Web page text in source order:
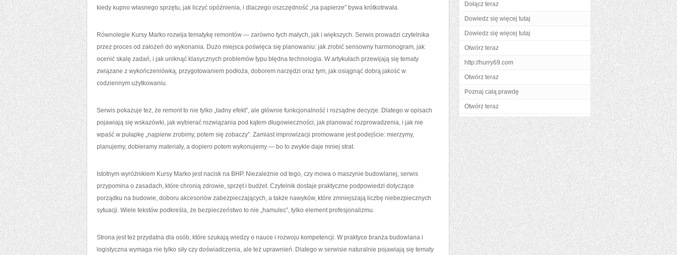
kiedy kupno własnego sprzętu, jak liczyć opóźnienia, i dlaczego oszczędność „na papierze” bywa krótkotrwała.
Równolegle Kursy Marko rozwija tematykę remontów — zarówno tych małych, jak i większych. Serwis prowadzi czytelnika
przez proces od założeń do wykonania. Dużo miejsca poświęca się planowaniu: jak zrobić sensowny harmonogram, jak
ocenić skalę zadań, i jak uniknąć klasycznych problemów typu błędna technologia. W artykułach przewijają się tematy
związane z wykończeniówką, przygotowaniem podłoża, doborem narzędzi oraz tym, jak osiągnąć dobrą jakość w
codziennym użytkowaniu.
Serwis pokazuje też, że remont to nie tylko „ładny efekt”, ale głównie funkcjonalność i rozsądne decyzje. Dlatego w opisach
pojawiają się wskazówki, jak wybierać rozwiązania pod kątem długowieczności, jak planować rozprowadzenia, i jak nie
wpaść w pułapkę „najpierw zrobimy, potem się zobaczy”. Zamiast improwizacji promowane jest podejście: mierzymy,
planujemy, dobieramy materiały, a dopiero potem wykonujemy — bo to zwykle daje mniej strat.
Istotnym wyróżnikiem Kursy Marko jest nacisk na BHP. Niezależnie od tego, czy mowa o maszynie budowlanej, serwis
przypomina o zasadach, które chronią zdrowie, sprzęt i budżet. Czytelnik dostaje praktyczne podpowiedzi dotyczące
porządku na budowie, doboru akcesoriów zabezpieczających, a także nawyków, które zmniejszają liczbę niebezpiecznych
sytuacji. Wiele tekstów podkreśla, że bezpieczeństwo to nie „hamulec”, tylko element profesjonalizmu.
Strona jest też przydatna dla osób, które szukają wiedzy o nauce i rozwoju kompetencji. W praktyce branża budowlana i
logistyczna wymaga nie tylko siły czy doświadczenia, ale też uprawnień. Dlatego w serwisie naturalnie pojawiają się tematy
Dołącz teraz
Dowiedz się więcej tutaj
Dowiedz się więcej tutaj
Otwórz teraz
http://hurry69.com
Otwórz teraz
Poznaj całą prawdę
Otwórz teraz